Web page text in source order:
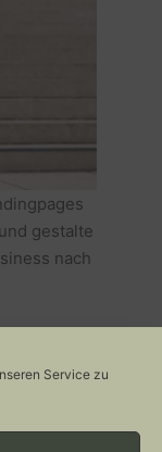
Service zu
gestalte
nach
>>